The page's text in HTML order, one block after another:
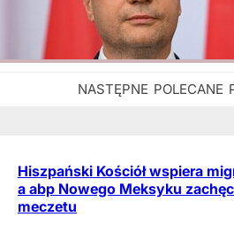
Hiszpański Kościół wspiera
a abp Nowego Meksyku
meczetu